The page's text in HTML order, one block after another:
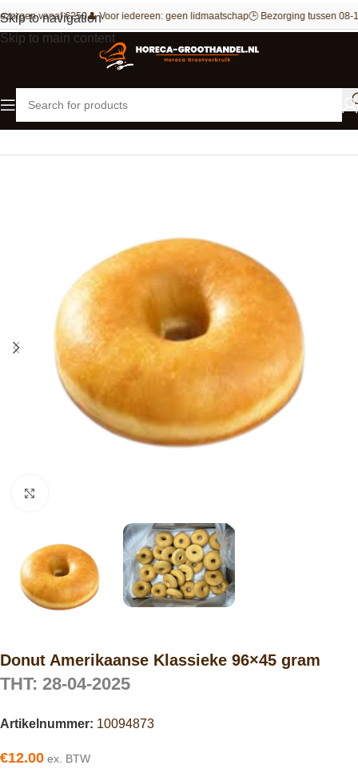
Skip to navigation
Skip to main content
vanaf €250👤 Voor iedereen: geen lidmaatschap🕒 Bezorging tussen 08-
Home Patisserie Donuts
Donut Amerikaanse Klassieke 96×45 gram
THT: 28-04-2025
Artikelnummer: 10094873
€12.00 ex. BTW